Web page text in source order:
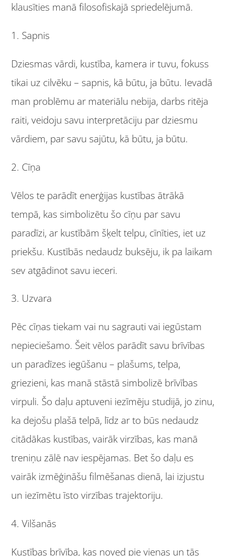
klausīties manā filosofiskajā spriedelējumā.
1. Sapnis
Dziesmas vārdi, kustība, kamera ir tuvu, fokuss
tikai uz cilvēku – sapnis, kā būtu, ja būtu. Ievadā
man problēmu ar materiālu nebija, darbs ritēja
raiti, veidoju savu interpretāciju par dziesmu
vārdiem, par savu sajūtu, kā būtu, ja būtu.
2. Cīņa
Vēlos te parādīt enerģijas kustības ātrākā
tempā, kas simbolizētu šo cīņu par savu
paradīzi, ar kustībām šķelt telpu, cīnīties, iet uz
priekšu. Kustībās nedaudz buksēju, ik pa laikam
sev atgādinot savu ieceri.
3. Uzvara
Pēc cīņas tiekam vai nu sagrauti vai iegūstam
nepieciešamo. Šeit vēlos parādīt savu brīvības
un paradīzes iegūšanu – plašums, telpa,
griezieni, kas manā stāstā simbolizē brīvības
virpuli. Šo daļu aptuveni iezīmēju studijā, jo zinu,
ka dejošu plašā telpā, līdz ar to būs nedaudz
citādākas kustības, vairāk virzības, kas manā
treniņu zālē nav iespējamas. Bet šo daļu es
vairāk izmēģināšu filmēšanas dienā, lai izjustu
un iezīmētu īsto virzības trajektoriju.
4. Vilšanās
Kustības brīvība, kas noved pie vienas un tās